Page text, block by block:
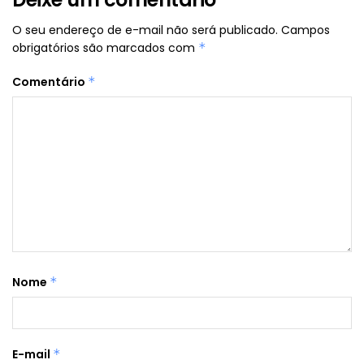
O seu endereço de e-mail não será publicado. Campos
obrigatórios são marcados com *
Comentário *
Nome *
E-mail *